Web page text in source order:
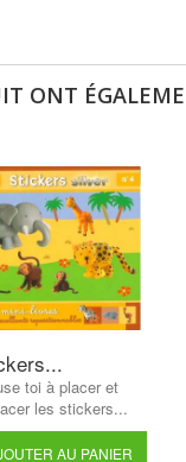
ONT
toi à placer et
les stickers...
AU PANIER